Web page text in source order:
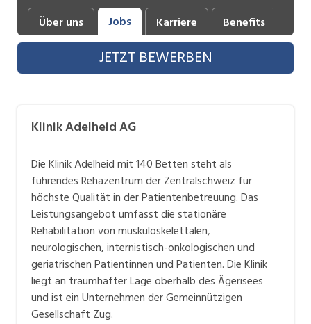
Industrie, Maschinenbau, Anlagenbau,
Produktion
Informatik, Telekommunikation
Mechanik, Elektronik, Optik, Textil (Fertigung)
Medizin, Gesundheitswesen, Pflege
Sicherheit, Rettung, Polizei, Zoll
Verkauf, Handel, Kundenberatung,
Aussendienst
Über uns Jobs Karriere Benefits
JETZT BEWERBEN
Klinik Adelheid AG
Die Klinik Adelheid mit 140 Betten steht als
führendes Rehazentrum der Zentralschweiz für
höchste Qualität in der Patientenbetreuung. Das
Leistungsangebot umfasst die stationäre
Rehabilitation von muskuloskelettalen,
neurologischen, internistisch-onkologischen und
geriatrischen Patientinnen und Patienten. Die Klinik
liegt an traumhafter Lage oberhalb des Ägerisees
und ist ein Unternehmen der Gemeinnützigen
Gesellschaft Zug.